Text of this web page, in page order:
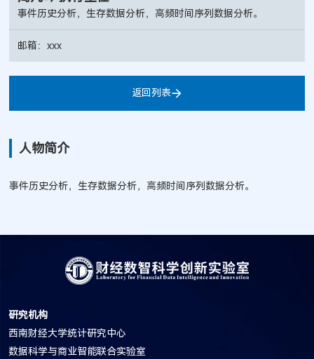
事件历史分析，生存数据分析，高频时间序列数据分析。
邮箱：xxx
返回列表
人物简介
事件历史分析，生存数据分析，高频时间序列数据分析。
研究机构
西南财经大学统计研究中心
数据科学与商业智能联合实验室